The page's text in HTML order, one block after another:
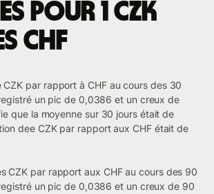
pour 1 CZK
CHF
par rapport à CHF au cours des 30
un pic de 0,0386 et un creux de
que la moyenne sur 30 jours était de
dee CZK par rapport aux CHF était de
CZK par rapport aux CHF au cours des 90
un pic de 0,0386 et un creux de 90